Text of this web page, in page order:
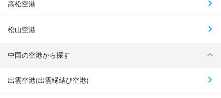
高松空港
松山空港
中国の空港から探す
出雲空港(出雲縁結び空港)